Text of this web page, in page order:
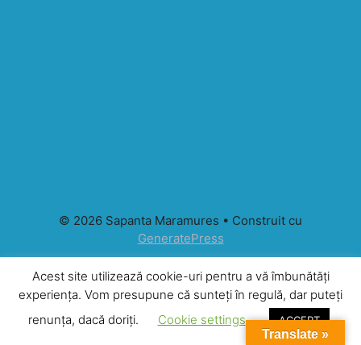
© 2026 Sapanta Maramures • Construit cu
GeneratePress
Acest site utilizează cookie-uri pentru a vă îmbunătăți
experiența. Vom presupune că sunteți în regulă, dar puteți
renunța, dacă doriți.
Cookie settings ACCEPT
Translate »